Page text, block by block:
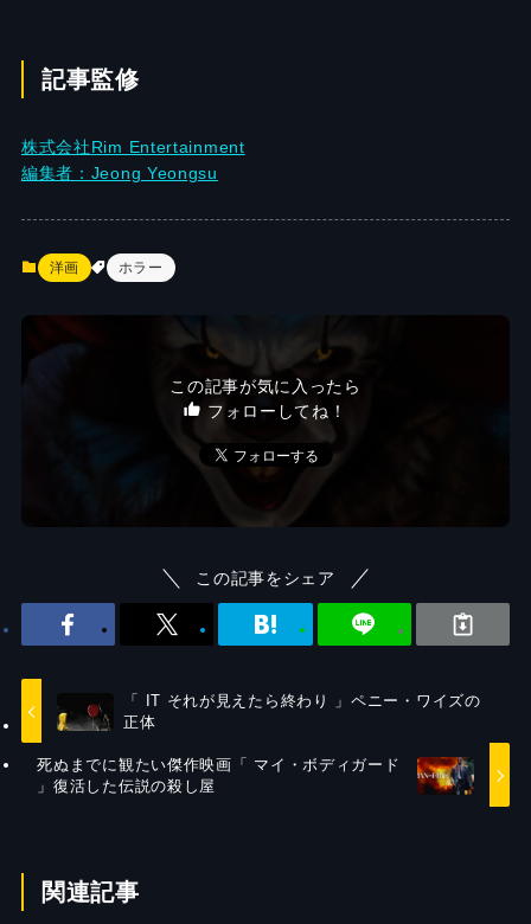
記事監修
株式会社Rim Entertainment
編集者：Jeong Yeongsu
洋画 ホラー
この記事が気に入ったら
フォローしてね！
この記事をシェア
「 IT それが見えたら終わり 」ペニー・ワイズの
正体
死ぬまでに観たい傑作映画「 マイ・ボディガード
」復活した伝説の殺し屋
関連記事